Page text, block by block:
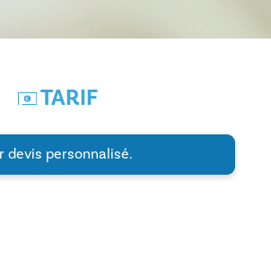
TARIF
devis personnalisé.